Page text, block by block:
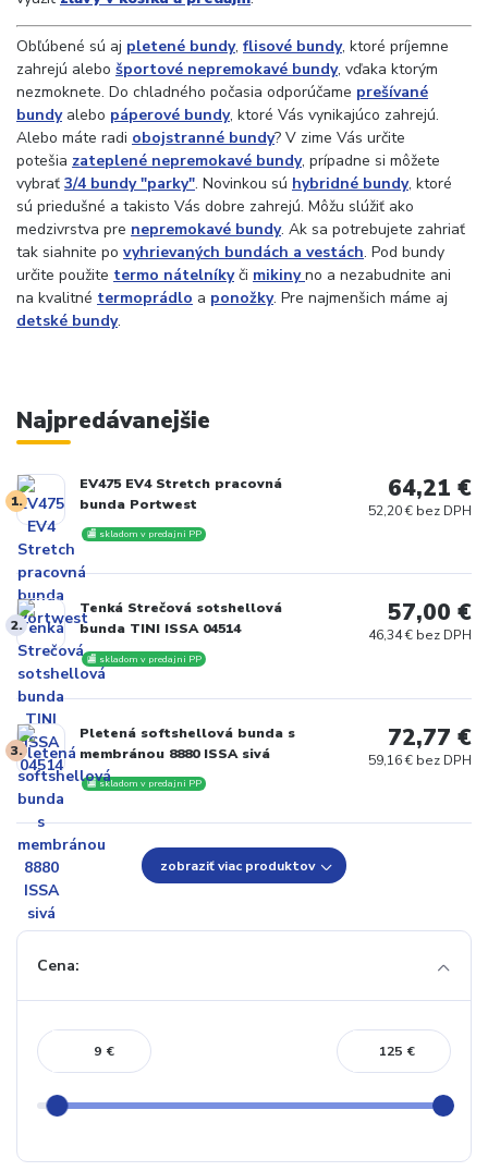
Obľúbené sú aj pletené bundy, flisové bundy, ktoré príjemne
zahrejú alebo športové nepremokavé bundy, vďaka ktorým
nezmoknete. Do chladného počasia odporúčame prešívané
bundyalebo páperové bundy, ktoré Vás vynikajúco zahrejú.
Alebo máte radi obojstranné bundy? V zime Vás určite
potešia zateplené nepremokavé bundy, prípadne si môžete
vybrať 3/4 bundy "parky". Novinkou sú hybridné bundy, ktoré
sú priedušné a takisto Vás dobre zahrejú. Môžu slúžiť ako
medzivrstva pre nepremokavé bundy. Ak sa potrebujete zahriať
tak siahnite po vyhrievaných bundách a vestách. Pod bundy
určite použite termo nátelníkyči mikinyno a nezabudnite ani
na kvalitné termoprádlo a ponožky. Pre najmenšich máme aj
detské bundy.
Najpredávanejšie
1.
EV475 EV4 Stretch pracovná
bunda Portwest
🏬 skladom v predajni PP
64,21 €
52,20 € bez DPH
2.
Tenká Strečová sotshellová
bunda TINI ISSA 04514
🏬 skladom v predajni PP
57,00 €
46,34 € bez DPH
3.
Pletená softshellová bunda s
membránou 8880 ISSA sivá
🏬 skladom v predajni PP
72,77 €
59,16 € bez DPH
zobraziť viac produktov
Cena:
€ €